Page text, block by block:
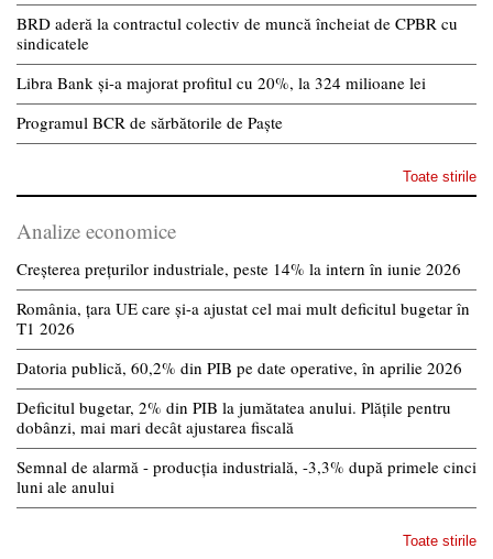
BRD aderă la contractul colectiv de muncă încheiat de CPBR cu
sindicatele
Libra Bank și-a majorat profitul cu 20%, la 324 milioane lei
Programul BCR de sărbătorile de Paște
Toate stirile
Analize economice
Creșterea prețurilor industriale, peste 14% la intern în iunie 2026
România, țara UE care și-a ajustat cel mai mult deficitul bugetar în
T1 2026
Datoria publică, 60,2% din PIB pe date operative, în aprilie 2026
Deficitul bugetar, 2% din PIB la jumătatea anului. Plățile pentru
dobânzi, mai mari decât ajustarea fiscală
Semnal de alarmă - producția industrială, -3,3% după primele cinci
luni ale anului
Toate stirile